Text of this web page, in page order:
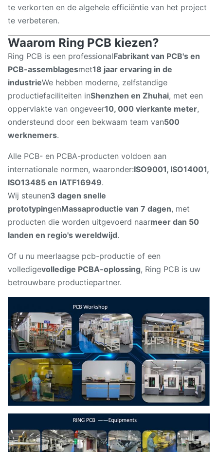
te verkorten en de algehele efficiëntie van het project
te verbeteren.
Waarom Ring PCB kiezen?
Ring PCB is een professionalFabrikant van PCB's en
PCB-assemblagesmet18 jaar ervaring in de
industrieWe hebben moderne, zelfstandige
productiefaciliteiten inShenzhen en Zhuhai, met een
oppervlakte van ongeveer10, 000 vierkante meter,
ondersteund door een bekwaam team van500
werknemers.
Alle PCB- en PCBA-producten voldoen aan
internationale normen, waaronder:ISO9001, ISO14001,
ISO13485 en IATF16949.
Wij steunen3 dagen snelle
prototypingenMassaproductie van 7 dagen, met
producten die worden uitgevoerd naarmeer dan 50
landen en regio's wereldwijd.
Of u nu meerlaagse pcb-productie of een
volledigevolledige PCBA-oplossing, Ring PCB is uw
betrouwbare productiepartner.